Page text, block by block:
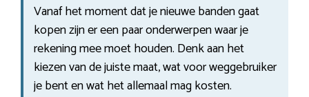
Vanaf het moment dat je nieuwe banden gaat
kopen zijn er een paar onderwerpen waar je
rekening mee moet houden. Denk aan het
kiezen van de juiste maat, wat voor weggebruiker
je bent en wat het allemaal mag kosten.